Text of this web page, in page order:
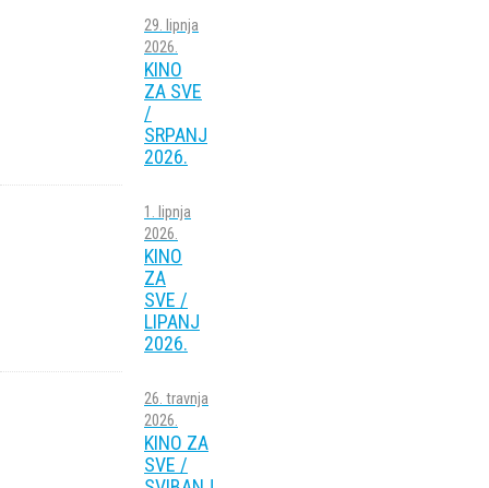
29. lipnja
2026.
KINO
ZA SVE
/
SRPANJ
2026.
1. lipnja
2026.
KINO
ZA
SVE /
LIPANJ
2026.
26. travnja
2026.
KINO ZA
SVE /